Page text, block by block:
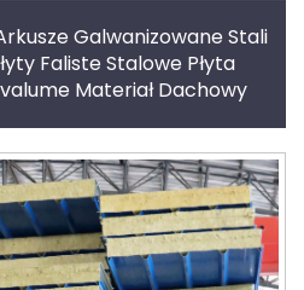
Galwanizowane Stali
Faliste Stalowe Płyta
Materiał Dachowy